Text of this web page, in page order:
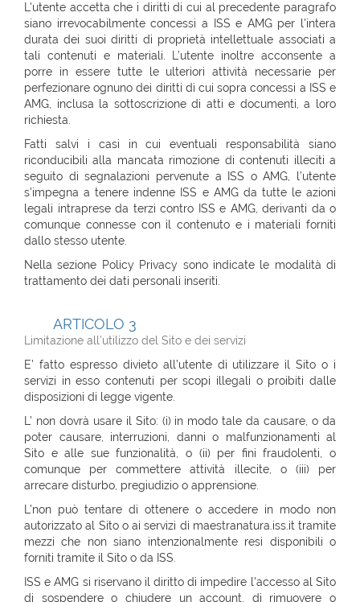
L'utente accetta che i diritti di cui al precedente paragrafo
siano irrevocabilmente concessi a ISS e AMG per l'intera
durata dei suoi diritti di proprietà intellettuale associati a
tali contenuti e materiali. L’utente inoltre acconsente a
porre in essere tutte le ulteriori attività necessarie per
perfezionare ognuno dei diritti di cui sopra concessi a ISS e
AMG, inclusa la sottoscrizione di atti e documenti, a loro
richiesta.
Fatti salvi i casi in cui eventuali responsabilità siano
riconducibili alla mancata rimozione di contenuti illeciti a
seguito di segnalazioni pervenute a ISS o AMG, l’utente
s'impegna a tenere indenne ISS e AMG da tutte le azioni
legali intraprese da terzi contro ISS e AMG, derivanti da o
comunque connesse con il contenuto e i materiali forniti
dallo stesso utente.
Nella sezione Policy Privacy sono indicate le modalità di
trattamento dei dati personali inseriti.
ARTICOLO 3
Limitazione all’utilizzo del Sito e dei servizi
E’ fatto espresso divieto all’utente di utilizzare il Sito o i
servizi in esso contenuti per scopi illegali o proibiti dalle
disposizioni di legge vigente.
L’ non dovrà usare il Sito: (i) in modo tale da causare, o da
poter causare, interruzioni, danni o malfunzionamenti al
Sito e alle sue funzionalità, o (ii) per fini fraudolenti, o
comunque per commettere attività illecite, o (iii) per
arrecare disturbo, pregiudizio o apprensione.
L’non può tentare di ottenere o accedere in modo non
autorizzato al Sito o ai servizi di maestranatura.iss.it tramite
mezzi che non siano intenzionalmente resi disponibili o
forniti tramite il Sito o da ISS.
ISS e AMG si riservano il diritto di impedire l'accesso al Sito
di sospendere o chiudere un account, di rimuovere o